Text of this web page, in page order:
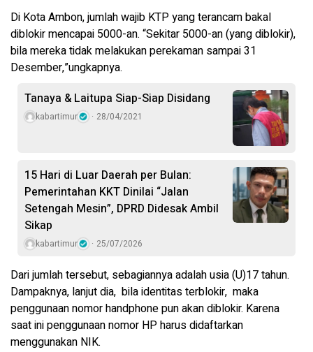
Di Kota Ambon, jumlah wajib KTP yang terancam bakal
diblokir mencapai 5000-an. “Sekitar 5000-an (yang diblokir),
bila mereka tidak melakukan perekaman sampai 31
Desember,”ungkapnya.
Tanaya & Laitupa Siap-Siap Disidang
kabartimur 28/04/2021
15 Hari di Luar Daerah per Bulan:
Pemerintahan KKT Dinilai “Jalan
Setengah Mesin”, DPRD Didesak Ambil
Sikap
kabartimur 25/07/2026
Dari jumlah tersebut, sebagiannya adalah usia (U)17 tahun.
Dampaknya, lanjut dia, bila identitas terblokir, maka
penggunaan nomor handphone pun akan diblokir. Karena
saat ini penggunaan nomor HP harus didaftarkan
menggunakan NIK.